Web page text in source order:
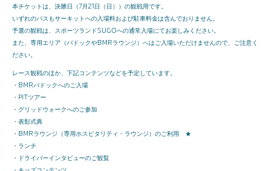
本チケットは、決勝日（7月21日（日））の観戦用です。
いずれのパスもサーキットへの入場料および駐車料金は含んでおりません。
予選の観戦は、スポーツランドSUGOへの通常入場にてお楽しみください。
また、専用エリア（パドックやBMRラウンジ）へはご入場いただけませんので、ご注意く
ださい。
レース観戦のほか、下記コンテンツなどを予定しています。
・BMRパドックへのご入場
・PITツアー
・グリッドウォークへのご参加
・表彰式典
・BMRラウンジ（専用ホスピタリティ・ラウンジ）のご利用 ★
・ランチ
・ドライバーインタビューのご観覧